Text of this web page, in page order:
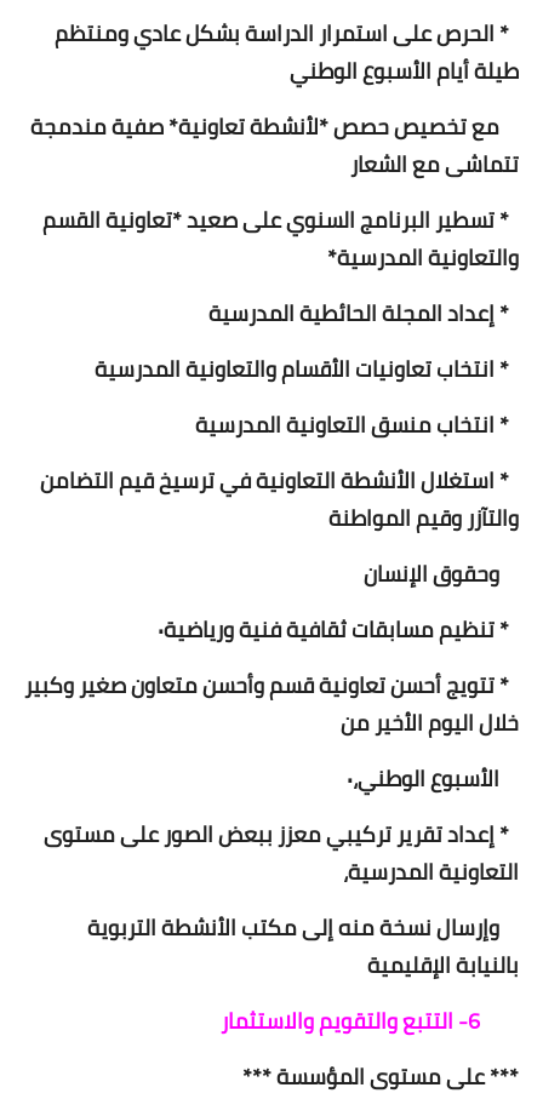
* الحرص على استمرار الدراسة بشكل عادي ومنتظم
طيلة أيام الأسبوع الوطني
مع تخصيص حصص *لأنشطة تعاونية* صفية مندمجة
تتماشى مع الشعار
* تسطير البرنامج السنوي على صعيد *تعاونية القسم
والتعاونية المدرسية*
* إعداد المجلة الحائطية المدرسية
* انتخاب تعاونيات الأقسام والتعاونية المدرسية
* انتخاب منسق التعاونية المدرسية
* استغلال الأنشطة التعاونية في ترسيخ قيم التضامن
والتآزر وقيم المواطنة
وحقوق الإنسان
* تنظيم مسابقات ثقافية فنية ورياضية٠
* تتويج أحسن تعاونية قسم وأحسن متعاون صغير وكبير
خلال اليوم الأخير من
الأسبوع الوطني،٠
* إعداد تقرير تركيبي معزز ببعض الصور على مستوى
التعاونية المدرسية،
وإرسال نسخة منه إلى مكتب الأنشطة التربوية
بالنيابة الإقليمية
*** على مستوى المؤسسة ***